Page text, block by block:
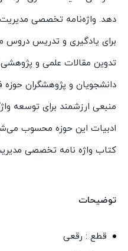
دهد. واژه‌نامه تخصصی مدیریت
برای یادگیری و تدریس دروس
تدوین مقالات علمی و پژوهشی
دانشجویان و پژوهشگران حوزه
منبعی ارزشمند برای توسعه
ادبیات این حوزه محسوب
کتاب واژه نامه تخصصی
توضیحات
قطع : رقعی